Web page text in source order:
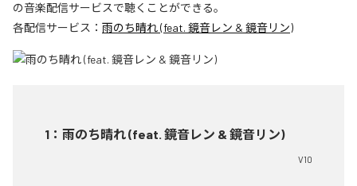
の音楽配信サービスで聴くことができる。
各配信サービス： 雨のち晴れ (feat. 鏡音レン & 鏡音リン)
1 ： 雨のち晴れ (feat. 鏡音レン & 鏡音リン)
V10